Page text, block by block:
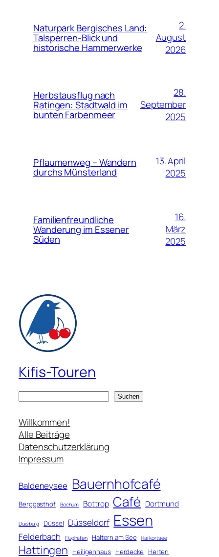
Naturpark Bergisches Land:
Talsperren-Blick und
historische Hammerwerke
2.
August
2026
Herbstausflug nach
Ratingen: Stadtwald im
bunten Farbenmeer
28.
September
2025
Pflaumenweg – Wandern
durchs Münsterland
13. April
2025
Familienfreundliche
Wanderung im Essener
Süden
16.
März
2025
Kifis-Touren
c
h
e
n
Suchen
Willkommen!
Alle Beiträge
Datenschutzerklärung
Impressum
Baldeneysee Bauernhofcafé
Berggasthof Bochum Bottrop Café Dortmund
Duisburg Düssel Düsseldorf Essen
Felderbach Flughafen Haltern am See Harkortsee
Hattingen Heiligenhaus Herdecke Herten